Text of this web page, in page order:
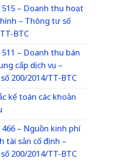
– Doanh thu hoạt
– Thông tư số
BTC
– Doanh thu bán
cấp dịch vụ –
200/2014/TT-BTC
kế toán các khoản
– Nguồn kinh phí
tài sản cố định –
200/2014/TT-BTC